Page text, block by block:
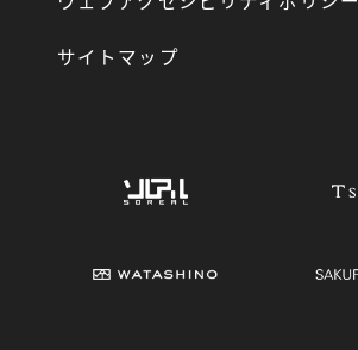
サイトマップ